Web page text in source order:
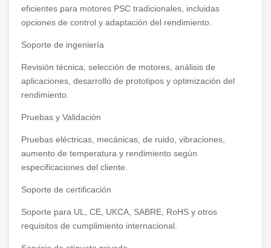
eficientes para motores PSC tradicionales, incluidas
opciones de control y adaptación del rendimiento.
Soporte de ingeniería
Revisión técnica, selección de motores, análisis de
aplicaciones, desarrollo de prototipos y optimización del
rendimiento.
Pruebas y Validación
Pruebas eléctricas, mecánicas, de ruido, vibraciones,
aumento de temperatura y rendimiento según
especificaciones del cliente.
Soporte de certificación
Soporte para UL, CE, UKCA, SABRE, RoHS y otros
requisitos de cumplimiento internacional.